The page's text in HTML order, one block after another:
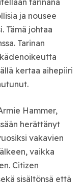
ja nousee
Tämä johtaa
Tarinan
kertaa aihepiiri
Hammer,
herättänyt
vakavien
vaikka
Citizen
sisältönsä että